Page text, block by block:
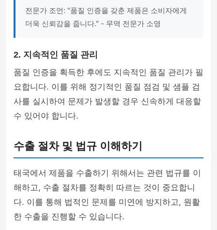
전문가 조언: "품질 인증을 갖춘 제품은 소비자에게
더욱 신뢰감을 줍니다." - 무역 전문가 소영
2. 지속적인 품질 관리
품질 인증을 획득한 후에도 지속적인 품질 관리가 필
요합니다. 이를 위해 정기적인 품질 점검 및 샘플 검
사를 실시하여 문제가 발생할 경우 신속하게 대응할
수 있어야 합니다.
수출 절차 및 법규 이해하기
태국에서 제품을 수출하기 위해서는 관련 법규를 이
해하고, 수출 절차를 정확히 따르는 것이 중요합니
다. 이를 통해 법적인 문제를 미연에 방지하고, 원활
한 수출을 진행할 수 있습니다.